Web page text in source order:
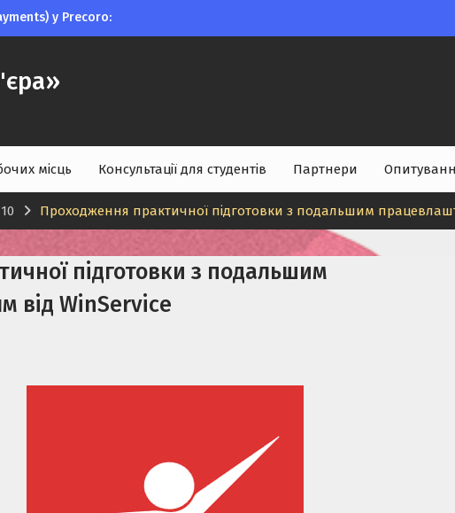
у Precoro:
і випускників
на
місць Консультації для студентів Партнери
10 Проходження практичної підготовки з подальшим
підготовки з подальшим
від WinService